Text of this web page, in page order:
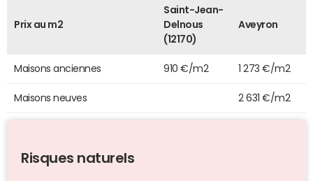
Prix au m2
Saint-Jean-
Delnous
(12170)
Aveyron
Maisons anciennes 910 €/m2 1 273 €/m2
Maisons neuves 2 631 €/m2
Risques naturels